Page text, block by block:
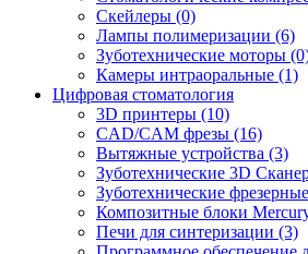
Скейлеры (0)
Лампы полимеризации (6)
Зуботехнические моторы
Камеры интраоральные (1)
Цифровая стоматология
3D принтеры (10)
CAD/CAM фрезы (16)
Вытяжные устройства (3)
Зуботехнические 3D
Зуботехнические
Композитные блоки
Печи для синтеризации (3)